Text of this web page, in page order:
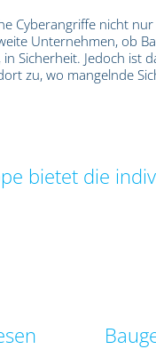
Cyberangriffe nicht
Unternehmen, ob
Sicherheit. Jedoch ist
zu, wo mangelnde
bietet die